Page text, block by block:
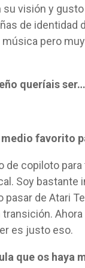
su visión y
de identidad
música pero
queríais
favorito
de copiloto para
Soy bastante
pasar de Atari
transición.
es justo eso.
que os haya